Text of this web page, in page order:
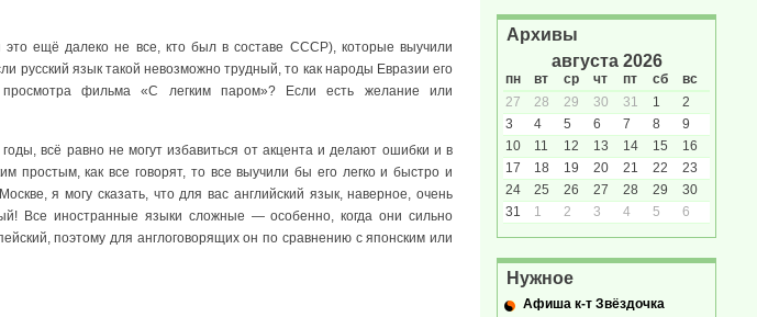
ещё далеко не все, кто был в составе СССР), которые выучили
русский язык такой невозможно трудный, то как народы Евразии его
просмотра фильма «С легким паром»? Если есть желание или
всё равно не могут избавиться от акцента и делают ошибки и в
простым, как все говорят, то все выучили бы его легко и быстро и
я могу сказать, что для вас английский язык, наверное, очень
Все иностранные языки сложные — особенно, когда они сильно
поэтому для англоговорящих он по сравнению с японским или
Архивы
августа 2026
пн вт ср чт пт сб
вс
27
28 29 30 31 1
2
3
4 5 6 7 8
9
10
11 12 13 14 15
16
17
18 19 20 21 22
23
24
25 26 27 28 29
30
31
1 2 3 4 5 6
Нужное
Афиша к-т Звёздочка